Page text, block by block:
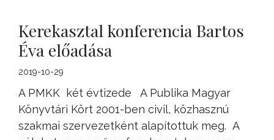
Kerekasztal konferencia Bartos
Éva előadása
2019-10-29
A PMKK két évtizede A Publika Magyar
Könyvtári Kört 2001-ben civil, közhasznú
szakmai szervezetként alapítottuk meg. A